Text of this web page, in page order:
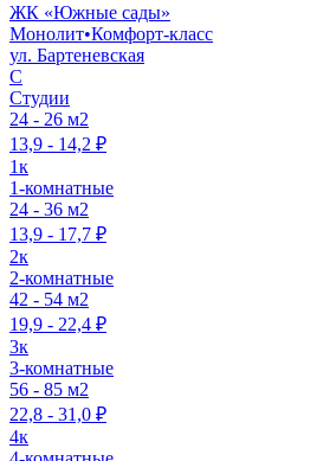
ЖК «Южные сады»
Монолит•Комфорт-класс
ул. Бартеневская
C
Студии
24 - 26 м2
13,9 - 14,2 ₽
1к
1-комнатные
24 - 36 м2
13,9 - 17,7 ₽
2к
2-комнатные
42 - 54 м2
19,9 - 22,4 ₽
3к
3-комнатные
56 - 85 м2
22,8 - 31,0 ₽
4к